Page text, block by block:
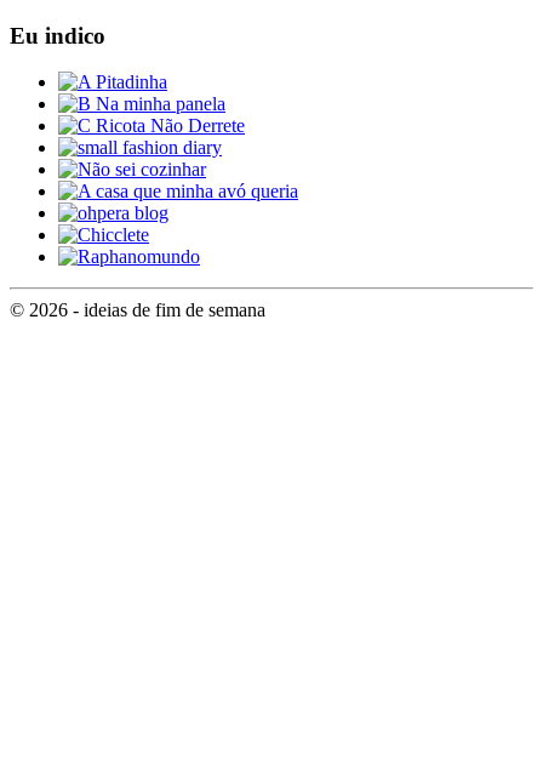
Eu indico
© 2026 - ideias de fim de semana